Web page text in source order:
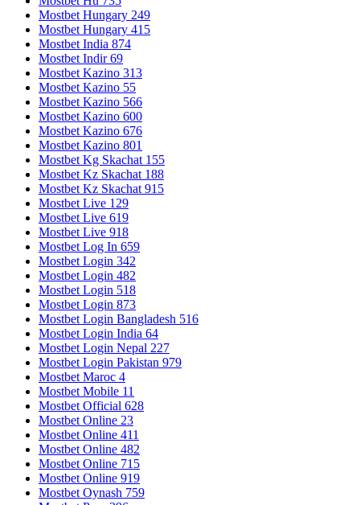
Mostbet Hungary 249
Mostbet Hungary 415
Mostbet India 874
Mostbet Indir 69
Mostbet Kazino 313
Mostbet Kazino 55
Mostbet Kazino 566
Mostbet Kazino 600
Mostbet Kazino 676
Mostbet Kazino 801
Mostbet Kg Skachat 155
Mostbet Kz Skachat 188
Mostbet Kz Skachat 915
Mostbet Live 129
Mostbet Live 619
Mostbet Live 918
Mostbet Log In 659
Mostbet Login 342
Mostbet Login 482
Mostbet Login 518
Mostbet Login 873
Mostbet Login Bangladesh 516
Mostbet Login India 64
Mostbet Login Nepal 227
Mostbet Login Pakistan 979
Mostbet Maroc 4
Mostbet Mobile 11
Mostbet Official 628
Mostbet Online 23
Mostbet Online 411
Mostbet Online 482
Mostbet Online 715
Mostbet Online 919
Mostbet Oynash 759